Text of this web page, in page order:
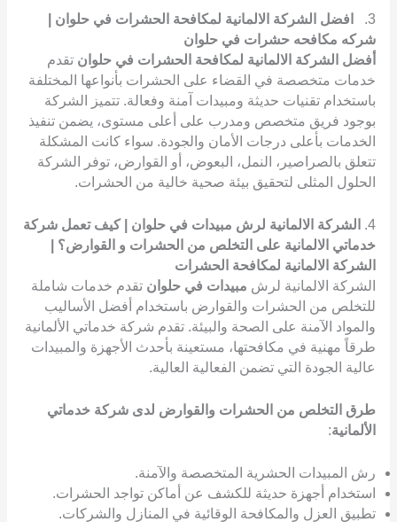
3.
افضل الشركة الالمانية لمكافحة الحشرات في حلوان |
شركه مكافحه حشرات في حلوان
أفضل الشركة الالمانية لمكافحة الحشرات في حلوان تقدم
خدمات متخصصة في القضاء على الحشرات بأنواعها المختلفة
باستخدام تقنيات حديثة ومبيدات آمنة وفعالة. تتميز الشركة
بوجود فريق متخصص ومدرب على أعلى مستوى، يضمن تنفيذ
الخدمات بأعلى درجات الأمان والجودة. سواء كانت المشكلة
تتعلق بالصراصير، النمل، البعوض، أو القوارض، توفر الشركة
الحلول المثلى لتحقيق بيئة صحية خالية من الحشرات.
4.
الشركة الالمانية لرش مبيدات في حلوان | كيف تعمل شركة
خدماتي الالمانية على التخلص من الحشرات و القوارض؟ |
الشركة الالمانية لمكافحة الحشرات
الشركة الالمانية لرش مبيدات في حلوان تقدم خدمات شاملة
للتخلص من الحشرات والقوارض باستخدام أفضل الأساليب
والمواد الآمنة على الصحة والبيئة. تقدم شركة خدماتي الألمانية
طرقاً مهنية في مكافحتها، مستعينة بأحدث الأجهزة والمبيدات
عالية الجودة التي تضمن الفعالية العالية.
طرق التخلص من الحشرات والقوارض لدى شركة خدماتي
الألمانية:
رش المبيدات الحشرية المتخصصة والآمنة.
استخدام أجهزة حديثة للكشف عن أماكن تواجد الحشرات.
تطبيق العزل والمكافحة الوقائية في المنازل والشركات.